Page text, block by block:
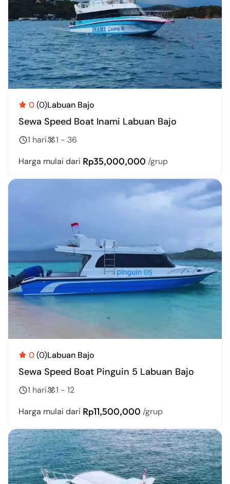
0(0)Labuan Bajo
Sewa Speed Boat Inami Labuan Bajo
1 hari
1 - 36
Harga mulai dari Rp35,000,000 /grup
0(0)Labuan Bajo
Sewa Speed Boat Pinguin 5 Labuan Bajo
1 hari
1 - 12
Harga mulai dari Rp11,500,000 /grup